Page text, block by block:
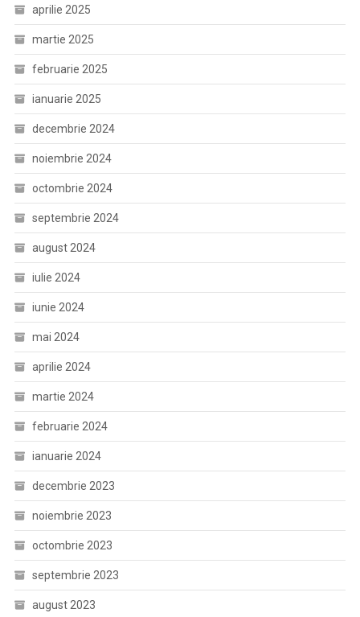
aprilie 2025
martie 2025
februarie 2025
ianuarie 2025
decembrie 2024
noiembrie 2024
octombrie 2024
septembrie 2024
august 2024
iulie 2024
iunie 2024
mai 2024
aprilie 2024
martie 2024
februarie 2024
ianuarie 2024
decembrie 2023
noiembrie 2023
octombrie 2023
septembrie 2023
august 2023